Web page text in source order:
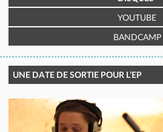
YOUTUBE
BANDCAMP
UNE DATE DE SORTIE POUR L’EP